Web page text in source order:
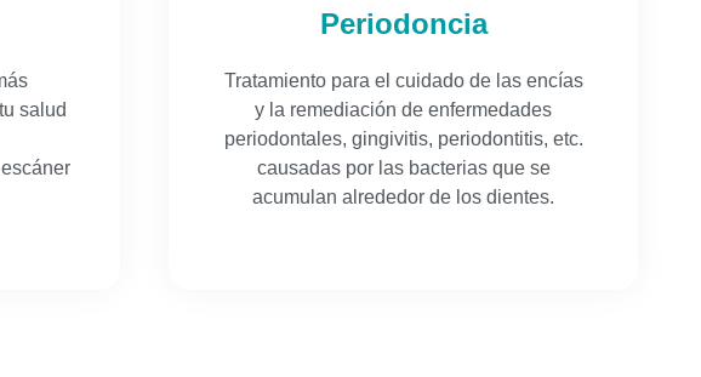
salud
Periodoncia
Tratamiento para el cuidado de las encías
y la remediación de enfermedades
periodontales, gingivitis, periodontitis, etc.
causadas por las bacterias que se
acumulan alrededor de los dientes.